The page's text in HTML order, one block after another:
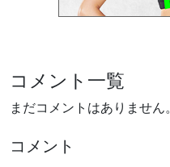
コメント一覧
まだコメントはありません。
コメント